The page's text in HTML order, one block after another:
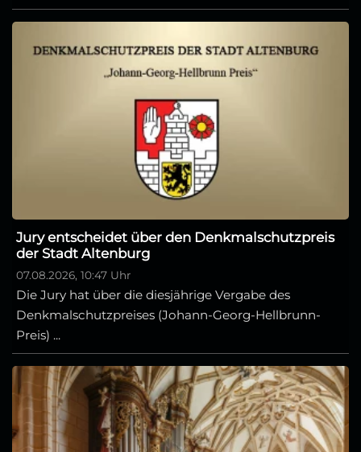
Jury entscheidet über den Denkmalschutzpreis
der Stadt Altenburg
07.08.2026, 10:47 Uhr
Die Jury hat über die diesjährige Vergabe des
Denkmalschutzpreises (Johann-Georg-Hellbrunn-
Preis) ...